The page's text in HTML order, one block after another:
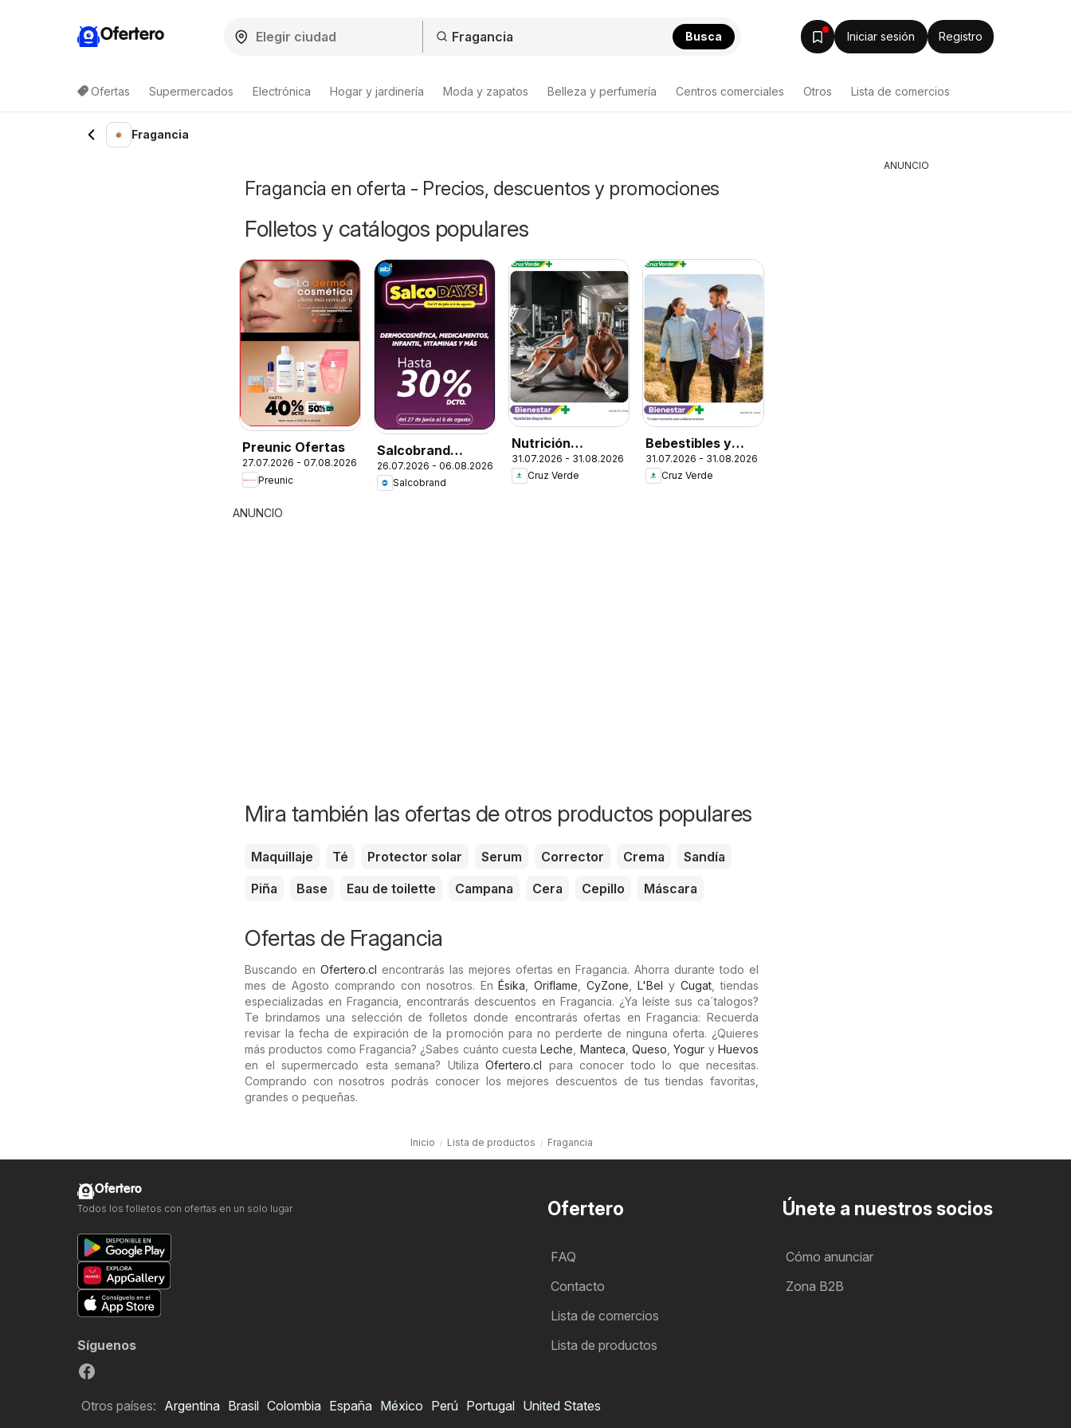
Ofertero Busca Iniciar sesión Registro
Ofertas Supermercados Electrónica Hogar y jardinería Moda y zapatos Belleza y perfumería Centros comerciales Otros Lista de comercios
Lista de productos
Fragancia
Fragancia en oferta - Precios, descuentos y promociones
Folletos y catálogos populares
Preunic Ofertas
27.07.2026 - 07.08.2026
Preunic
Salcobrand
Ofertas
26.07.2026 - 06.08.2026
Salcobrand
Nutrición
Deportiva
31.07.2026 - 31.08.2026
Cruz Verde
Bebestibles y
Snacks
31.07.2026 - 31.08.2026
Cruz Verde
ANUNCIO
Mira también las ofertas de otros productos populares
Maquillaje Té Protector solar Serum Corrector Crema
Sandía
Piña
Base Eau de toilette Campana Cera Cepillo Máscara
Ofertas de Fragancia
Buscando en Ofertero.cl encontrarás las mejores ofertas en Fragancia. Ahorra durante todo el
mes de Agosto comprando con nosotros. EnÉsika ,Oriflame ,CyZone ,L'Bel yCugat , tiendas
especializadas en Fragancia, encontrarás descuentos en Fragancia. ¿Ya leíste sus ca´talogos?
Te brindamos una selección de folletos donde encontrarás ofertas en Fragancia: Recuerda
revisar la fecha de expiración de la promoción para no perderte de ninguna oferta. ¿Quieres
más productos como Fragancia? ¿Sabes cuánto cuestaLeche Manteca ,Queso ,Yogur yHuevos
en el supermercado esta semana? Utiliza Ofertero.cl para conocer todo lo que necesitas.
Comprando con nosotros podrás conocer los mejores descuentos de tus tiendas favoritas,
grandes o pequeñas.
Inicio Lista de productos Fragancia
ANUNCIO
Ofertero
FAQ
Contacto
Lista de comercios
Lista de productos
Únete a nuestros socios
Cómo anunciar
Zona B2B
Ofertero
Todos los folletos con ofertas en un solo lugar
Síguenos
Otros países: Argentina Brasil Colombia España México Perú Portugal United States